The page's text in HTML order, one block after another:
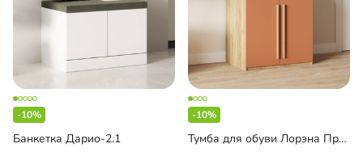
-10%
Банкетка Дарио-2.1
-10%
Тумба для обуви Лорэна Премиум Эко